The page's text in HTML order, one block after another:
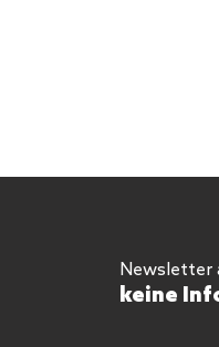
Newsletter
keine